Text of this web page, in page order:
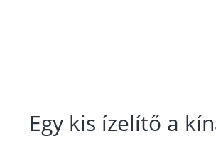
Egy kis ízelítő a